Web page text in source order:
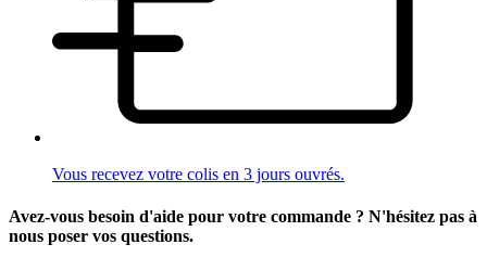
Vous recevez votre colis en 3 jours ouvrés.
Avez-vous besoin d'aide pour votre commande ? N'hésitez pas à
nous poser vos questions.